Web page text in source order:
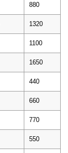
880
1320
1100
1650
440
660
770
550